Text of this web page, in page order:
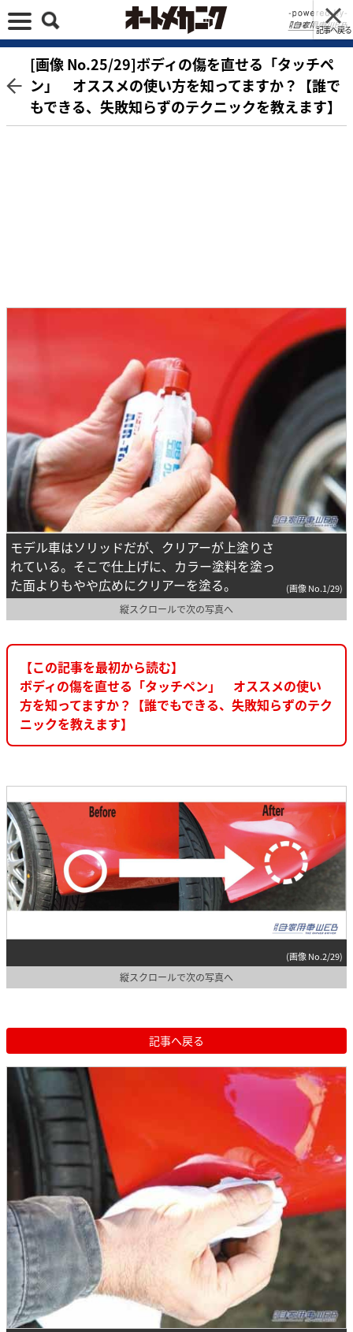
記事へ戻る
[画像 No.25/29]ボディの傷を直せる「タッチペ
ン」 オススメの使い方を知ってますか？【誰で
もできる、失敗知らずのテクニックを教えます】
モデル車はソリッドだが、クリアーが上塗りさ
れている。そこで仕上げに、カラー塗料を塗っ
た面よりもやや広めにクリアーを塗る。
(画像 No.1/29)
縦スクロールで次の写真へ
【この記事を最初から読む】
ボディの傷を直せる「タッチペン」 オススメの使い
方を知ってますか？【誰でもできる、失敗知らずのテク
ニックを教えます】
(画像 No.2/29)
縦スクロールで次の写真へ
記事へ戻る